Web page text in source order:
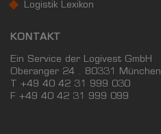
Logistik Lexikon
KONTAKT
Ein Service der Logivest GmbH
Oberanger 24 . 80331 München
T +49 40 42 31 999 030
F +49 40 42 31 999 099